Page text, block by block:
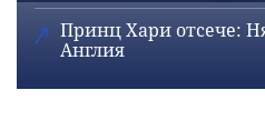
Принц Хари отсече:
Англия